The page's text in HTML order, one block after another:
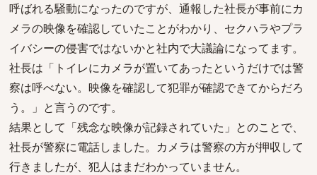
呼ばれる騒動になったのですが、通報した社長が事前にカ
メラの映像を確認していたことがわかり、セクハラやプラ
イバシーの侵害ではないかと社内で大議論になってます。
社長は「トイレにカメラが置いてあったというだけでは警
察は呼べない。映像を確認して犯罪が確認できてからだろ
う。」と言うのです。
結果として「残念な映像が記録されていた」とのことで、
社長が警察に電話しました。カメラは警察の方が押収して
行きましたが、犯人はまだわかっていません。